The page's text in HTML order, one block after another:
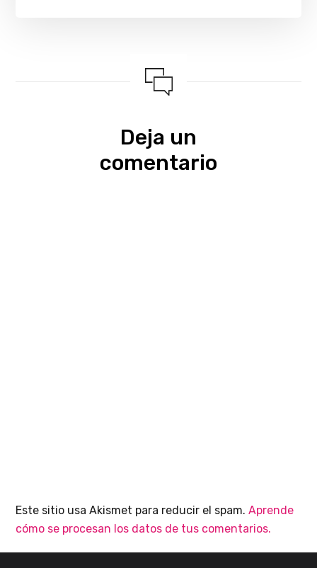
Deja un
comentario
Este sitio usa Akismet para reducir el spam.Aprende
cómo se procesan los datos de tus comentarios.